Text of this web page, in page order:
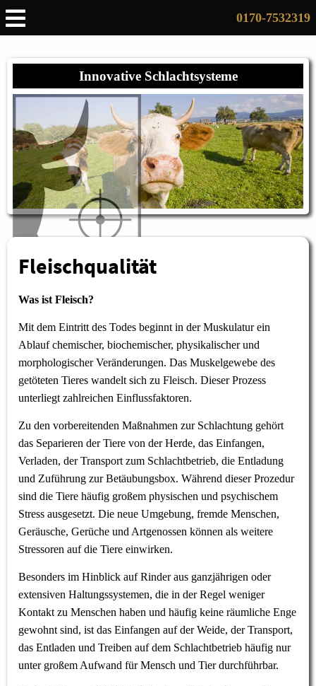
0170-7532319
Innovative Schlachtsysteme
Fleischqualität
Was ist Fleisch?
Mit dem Eintritt des Todes beginnt in der Muskulatur ein
Ablauf chemischer, biochemischer, physikalischer und
morphologischer Veränderungen. Das Muskelgewebe des
getöteten Tieres wandelt sich zu Fleisch. Dieser Prozess
unterliegt zahlreichen Einflussfaktoren.
Zu den vorbereitenden Maßnahmen zur Schlachtung gehört
das Separieren der Tiere von der Herde, das Einfangen,
Verladen, der Transport zum Schlachtbetrieb, die Entladung
und Zuführung zur Betäubungsbox. Während dieser Prozedur
sind die Tiere häufig großem physischen und psychischem
Stress ausgesetzt. Die neue Umgebung, fremde Menschen,
Geräusche, Gerüche und Artgenossen können als weitere
Stressoren auf die Tiere einwirken.
Besonders im Hinblick auf Rinder aus ganzjährigen oder
extensiven Haltungssystemen, die in der Regel weniger
Kontakt zu Menschen haben und häufig keine räumliche Enge
gewohnt sind, ist das Einfangen auf der Weide, der Transport,
das Entladen und Treiben auf dem Schlachtbetrieb häufig nur
unter großem Aufwand für Mensch und Tier durchführbar.